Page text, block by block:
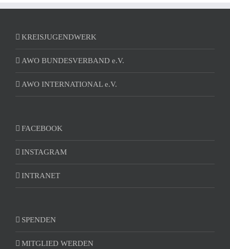
KREISJUGENDWERK
AWO BUNDESVERBAND e.V.
AWO INTERNATIONAL e.V.
FACEBOOK
INSTAGRAM
INTRANET
SPENDEN
MITGLIED WERDEN